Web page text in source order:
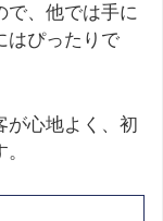
で、他では手に
はぴったりで
が心地よく、初